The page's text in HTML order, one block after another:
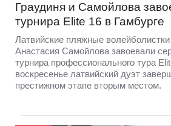
Граудиня и Самойлова
турнира Elite 16 в Гамбурге
Латвийские пляжные
Анастасия Самойлова завоевали
турнира профессионального тура
воскресенье латвийский дуэт
престижном этапе вторым местом.